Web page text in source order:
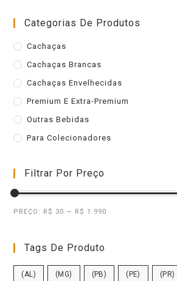
Categorias De Produtos
Cachaças
Cachaças Brancas
Cachaças Envelhecidas
Premium E Extra-Premium
Outras Bebidas
Para Colecionadores
Filtrar Por Preço
PREÇO: R$ 30 — R$ 1.990
Tags De Produto
(AL) (MG) (PB) (PE) (PR)